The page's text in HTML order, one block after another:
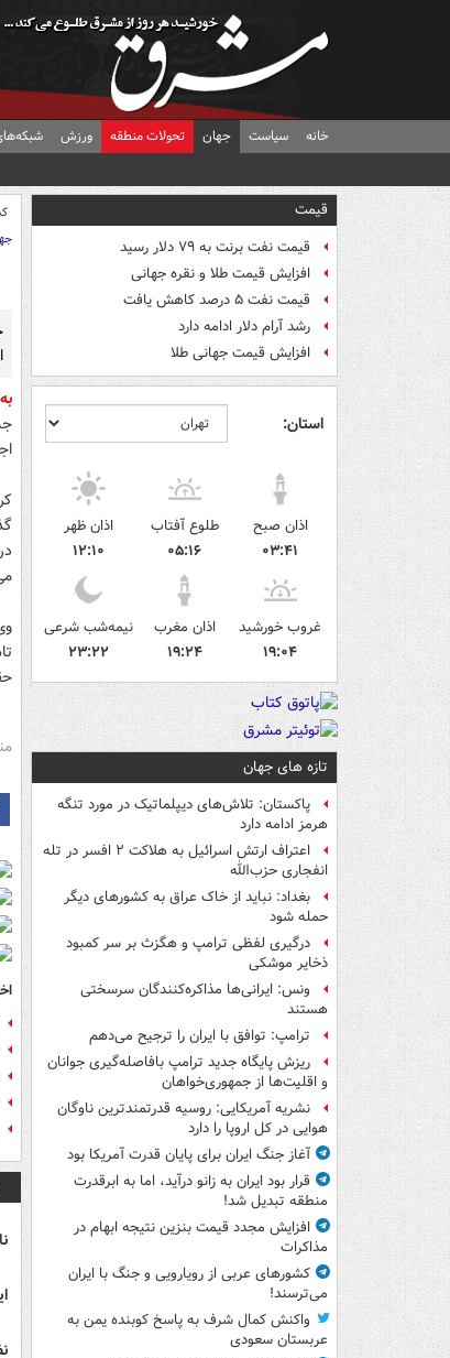
خانه سیاست جهان تحولات منطقه ورزش
قیمت
قیمت نفت برنت به ۷۹ دلار رسید
افزایش قیمت طلا و نقره جهانی
قیمت نفت ۵ درصد کاهش یافت
رشد آرام دلار ادامه دارد
افزایش قیمت جهانی طلا
استان:
اذان صبح
۰۳:۴۱
طلوع آفتاب
۰۵:۱۶
اذان ظهر
۱۲:۱۰
غروب خورشید
۱۹:۰۴
اذان مغرب
۱۹:۲۴
نیمه‌شب شرعی
۲۳:۲۲
تازه های جهان
پاکستان: تلاش‌های دیپلماتیک در مورد تنگه
هرمز ادامه دارد
اعتراف ارتش اسرائیل به هلاکت ۲ افسر در تله
انفجاری حزب‌الله
بغداد: نباید از خاک عراق به کشورهای دیگر
حمله شود
درگیری لفظی ترامپ و هگزث بر سر کمبود
ذخایر موشکی
ونس: ایرانی‌ها مذاکره‌کنندگان سرسختی
هستند
ترامپ: توافق با ایران را ترجیح می‌دهم
ریزش پایگاه جدید ترامپ بافاصله‌گیری جوانان
و اقلیت‌ها از جمهوری‌خواهان
نشریه آمریکایی: روسیه قدرتمندترین ناوگان
هوایی در کل اروپا را دارد
آغاز جنگ ایران برای پایان قدرت آمریکا بود
قرار بود ایران به زانو درآید، اما به ابرقدرت
منطقه تبدیل شد!
افزایش مجدد قیمت بنزین نتیجه ابهام در
مذاکرات
کشورهای عربی از رویارویی و جنگ با ایران
می‌ترسند!
واکنش کمال شرف به پاسخ کوبنده یمن به
عربستان سعودی